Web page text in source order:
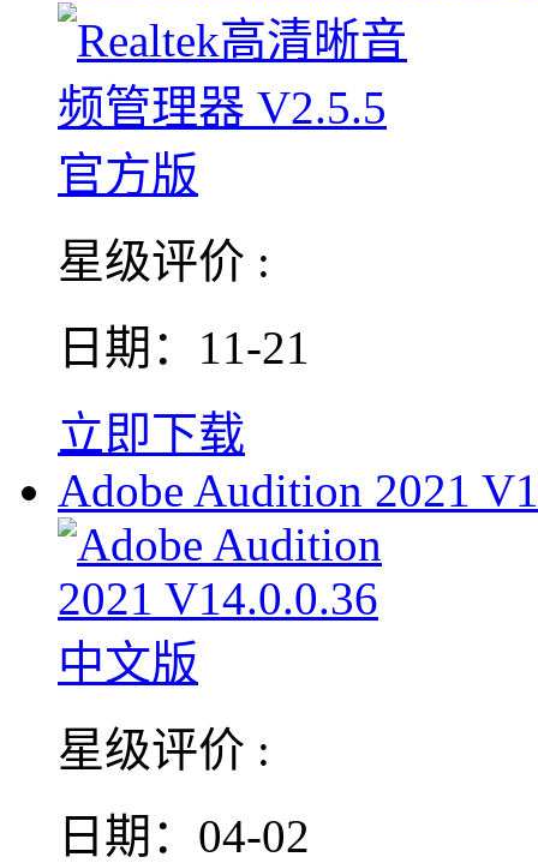
星级评价 :
日期：11-21
立即下载
Adobe Audition 2021
星级评价 :
日期：04-02